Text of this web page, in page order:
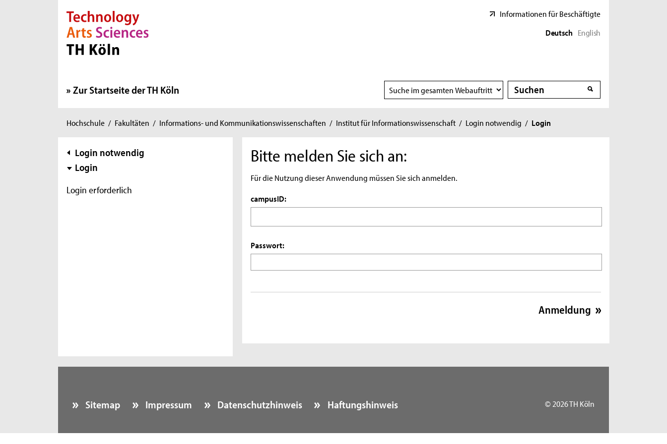
Direkt zur Hauptnavigation
Direkt zur Subnavigation
Direkt zum Inhalt
Direkt zum Fußbereich
Informationen für Beschäftigte
Deutsch English
Zur Startseite der TH Köln
Suchbereich
wählen
Suche
Suche
Sie
hier:
Hochschule / Fakultäten / Informations- und Kommunikationswissenschaften / Institut für Informationswissenschaft / Login notwendig / Login
Subnavigation
Login notwendig
Login
Login erforderlich
Bitte melden Sie sich an:
Für die Nutzung dieser Anwendung müssen Sie sich anmelden.
campusID:
Passwort:
Sitemap Impressum Datenschutzhinweis Haftungshinweis © 2026 TH Köln